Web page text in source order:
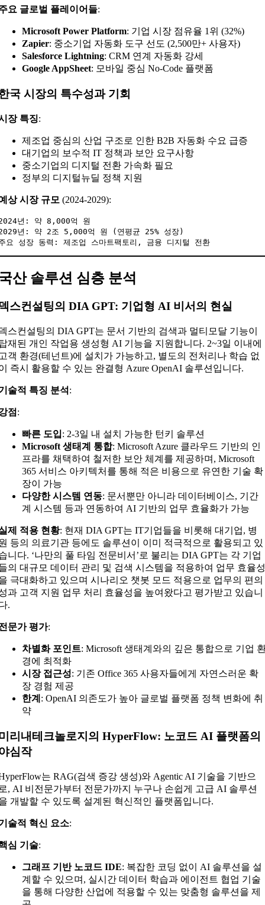
요 글로벌 플레이어들:
Microsoft Power Platform: 기업 시장 점유율 1위 (32%)
Zapier: 중소기업 자동화 도구 선도 (2,500만+ 사용자)
Salesforce Lightning: CRM 연계 자동화 강세
Google AppSheet: 모바일 중심 No-Code 플랫폼
국 시장의 특수성과 기회
장 특징:
제조업 중심의 산업 구조로 인한 B2B 자동화 수요 급증
대기업의 보수적 IT 정책과 보안 요구사항
중소기업의 디지털 전환 가속화 필요
정부의 디지털뉴딜 정책 지원
상 시장 규모 (2024-2029):
년: 약 8,000억 원
년: 약 2조 5,000억 원 (연평균 25% 성장)
산 솔루션 심층 분석
스컨설팅의 DIA GPT: 기업형 AI 비서의 현실
스컨설팅의 DIA GPT는 문서 기반의 검색과 멀티모달 기능이
재된 개인 작업용 생성형 AI 기능을 지원합니다. 2~3일 이내에
객 환경(테넌트)에 설치가 가능하고, 별도의 전처리나 학습 없
즉시 활용할 수 있는 완결형 Azure OpenAI 솔루션입니다.
술적 특징 분석 :
점 :
빠른 도입: 2-3일 내 설치 가능한 턴키 솔루션
Microsoft 생태계 통합: Microsoft Azure 클라우드 기반의 인
프라를 채택하여 철저한 보안 체계를 제공하며, Microsoft
365 서비스 아키텍처를 통해 적은 비용으로 유연한 기술 확
장이 가능
다양한 시스템 연동: 문서뿐만 아니라 데이터베이스, 기간
계 시스템 등과 연동하여 AI 기반의 업무 효율화가 가능
제 적용 현황: 현재 DIA GPT는 IT기업들을 비롯해 대기업, 병
등의 의료기관 등에도 솔루션이 이미 적극적으로 활용되고 있
니다. ‘나만의 풀 타임 전문비서’로 불리는 DIA GPT는 각 기업
의 대규모 데이터 관리 및 검색 시스템을 적용하여 업무 효율
극대화하고 있으며 시나리오 챗봇 모드 적용으로 업무의 편의
과 고객 지원 업무 처리 효율성을 높여왔다고 평가받고 있습니
.
문가 평가:
차별화 포인트: Microsoft 생태계와의 깊은 통합으로 기업
경에 최적화
시장 접근성: 기존 Office 365 사용자들에게 자연스러운 확
장 경험 제공
한계 : OpenAI 의존도가 높아 글로벌 플랫폼 정책 변화에 취
약
리내테크놀로지의 HyperFlow: 노코드 AI 플랫폼의
심작
는 RAG(검색 증강 생성)와 Agentic AI 기술을 기반으
, AI 비전문가부터 전문가까지 누구나 손쉽게 고급 AI 솔루션
개발할 수 있도록 설계된 혁신적인 플랫폼입니다.
술적 혁신 요소:
심 기술:
그래프 기반 노코드 IDE: 복잡한 코딩 없이 AI 솔루션을 설
계할 수 있으며, 실시간 데이터 학습과 에이전트 협업 기술
을 통해 다양한 산업에 적용할 수 있는 맞춤형 솔루션을 제